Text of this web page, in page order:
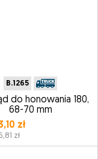
B.1265
do honowania 180,
68-70 mm
zł
zł